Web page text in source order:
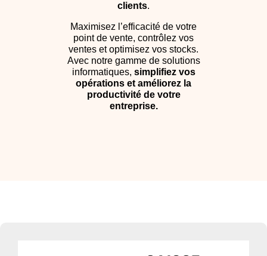
clients.
Maximisez l’efficacité de votre
point de vente, contrôlez vos
ventes et optimisez vos stocks.
Avec notre gamme de solutions
informatiques, simplifiez vos
opérations et améliorez la
productivité de votre
entreprise.